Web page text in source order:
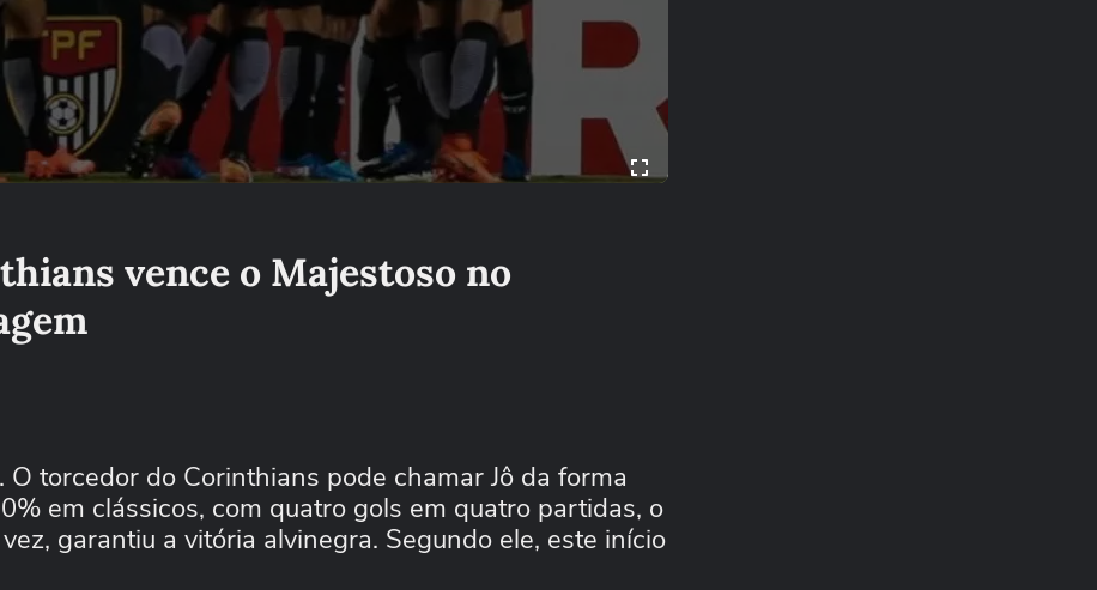
vence o Majestoso no
torcedor do Corinthians pode chamar Jô da forma
em clássicos, com quatro gols em quatro partidas, o
garantiu a vitória alvinegra. Segundo ele, este início